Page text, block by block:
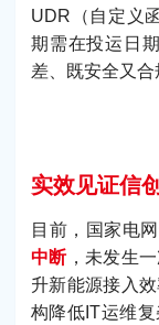
UDR（自定义
期需在投运日
差、既安全又合
实效见证信
目前，国家电
中断，未发生
升新能源接入
构降低IT运维